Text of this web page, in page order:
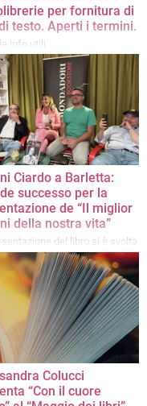
per fornitura di
testo. Aperti i termini.
info utili
Ciardo a Barletta:
successo per la
de “Il miglior
della nostra vita”
del libro si è svolta
ore 19 presso la libreria
di Barletta
Colucci
“Con il cuore